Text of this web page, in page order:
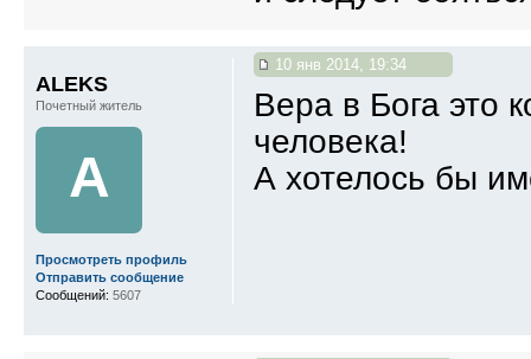
10 янв 2014, 19:34
Вера в Бога это
человека!
А хотелось бы
ALEKS
Почетный житель
A
Просмотреть профиль
Отправить сообщение
Сообщений: 5607